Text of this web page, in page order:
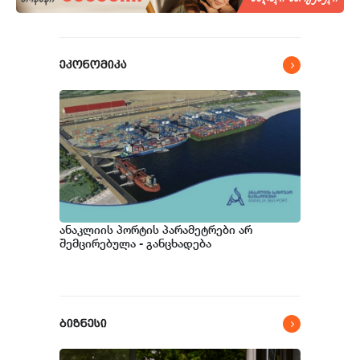
რომ საქართველოს მაკროეკონომიკური ფუნდამენტური
ეკონომიკა
ანაკლიის პორტის პარამეტრები არ
შემცირებულა - განცხადება
ბიზნესი